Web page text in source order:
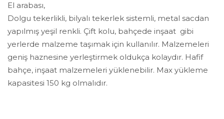
El arabası,
Dolgu tekerlikli, bilyalı tekerlek sistemli, metal sacdan
yapılmış yeşil renkli. Çift kolu, bahçede inşaat gibi
yerlerde malzeme taşımak için kullanılır. Malzemeleri
geniş haznesine yerleştirmek oldukça kolaydır. Hafif
bahçe, inşaat malzemeleri yüklenebilir. Max yükleme
kapasitesi 150 kg olmalıdır.